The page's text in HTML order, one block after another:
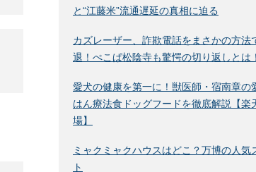
と“江藤米”流通遅延の真相に迫る
カズレーザー、詐欺電話をまさかの方法
退！ぺこぱ松陰寺も驚愕の切り返しとは
愛犬の健康を第一に！獣医師・宿南章の
はん療法食ドッグフードを徹底解説【楽
場】
ミャクミャクハウスはどこ？万博の人気
ト